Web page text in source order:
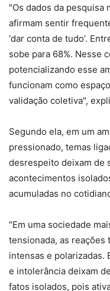
"Os dados da pesquisa
afirmam sentir
‘dar conta de tudo’.
sobe para 68%. Nesse
potencializando esse
funcionam como
validação coletiva",
Segundo ela, em um
pressionado, temas
desrespeito deixam de
acontecimentos
acumuladas no
"Em uma sociedade
tensionada, as reações
intensas e polarizadas.
e intolerância deixam
fatos isolados, pois